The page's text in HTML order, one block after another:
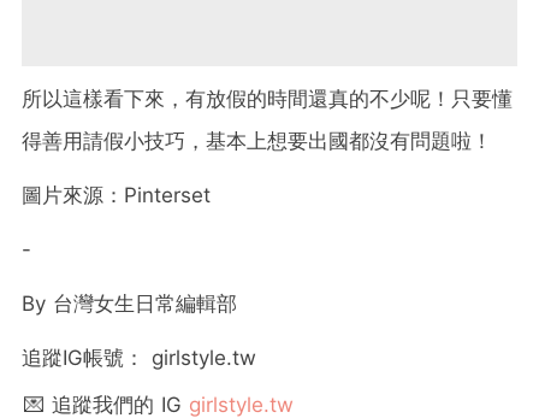
所以這樣看下來，有放假的時間還真的不少呢！只要懂
得善用請假小技巧，基本上想要出國都沒有問題啦！
圖片來源：Pinterset
-
By 台灣女生日常編輯部
追蹤IG帳號： girlstyle.tw
💌 追蹤我們的 IG girlstyle.tw